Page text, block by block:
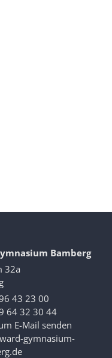
Bamberg
32a
43 23 00
64 32 30 44
E-Mail senden
gymnasium-